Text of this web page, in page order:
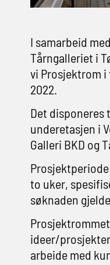
I samarbeid
Tårngalleriet i
vi Prosjektrom i
2022.
Det disponeres
underetasjen i
Galleri BKD og
to uker,
søknaden
ideer/
arbeide med